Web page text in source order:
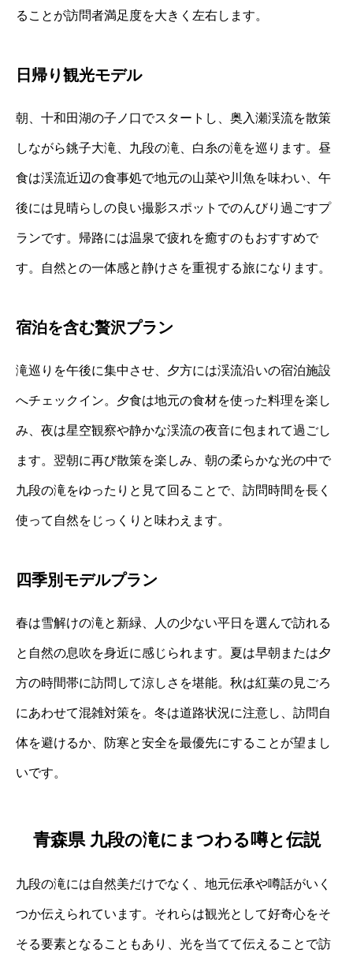
ることが訪問者満足度を大きく左右します。
日帰り観光モデル
朝、十和田湖の子ノ口でスタートし、奥入瀬渓流を散策
しながら銚子大滝、九段の滝、白糸の滝を巡ります。昼
食は渓流近辺の食事処で地元の山菜や川魚を味わい、午
後には見晴らしの良い撮影スポットでのんびり過ごすプ
ランです。帰路には温泉で疲れを癒すのもおすすめで
す。自然との一体感と静けさを重視する旅になります。
宿泊を含む贅沢プラン
滝巡りを午後に集中させ、夕方には渓流沿いの宿泊施設
へチェックイン。夕食は地元の食材を使った料理を楽し
み、夜は星空観察や静かな渓流の夜音に包まれて過ごし
ます。翌朝に再び散策を楽しみ、朝の柔らかな光の中で
九段の滝をゆったりと見て回ることで、訪問時間を長く
使って自然をじっくりと味わえます。
四季別モデルプラン
春は雪解けの滝と新緑、人の少ない平日を選んで訪れる
と自然の息吹を身近に感じられます。夏は早朝または夕
方の時間帯に訪問して涼しさを堪能。秋は紅葉の見ごろ
にあわせて混雑対策を。冬は道路状況に注意し、訪問自
体を避けるか、防寒と安全を最優先にすることが望まし
いです。
青森県 九段の滝にまつわる噂と伝説
九段の滝には自然美だけでなく、地元伝承や噂話がいく
つか伝えられています。それらは観光として好奇心をそ
そる要素となることもあり、光を当てて伝えることで訪